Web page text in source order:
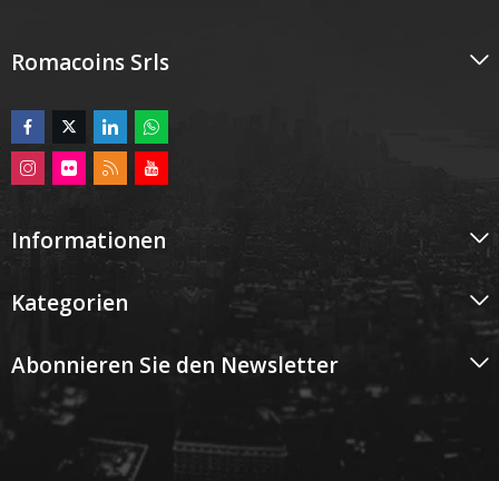
Romacoins Srls
Informationen
Kategorien
Abonnieren Sie den Newsletter